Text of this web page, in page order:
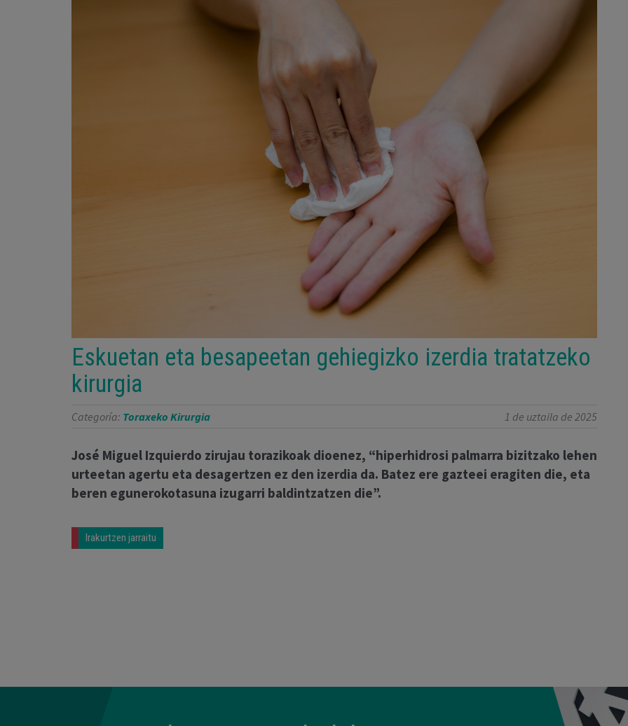
Eskuetan eta besapeetan gehiegizko izerdia tratatzeko
kirurgia
Categoría: Toraxeko Kirurgia 1 de uztaila de 2025
José Miguel Izquierdo zirujau torazikoak dioenez, “hiperhidrosi palmarra bizitzako lehen
urteetan agertu eta desagertzen ez den izerdia da. Batez ere gazteei eragiten die, eta
beren egunerokotasuna izugarri baldintzatzen die”.
Irakurtzen jarraitu